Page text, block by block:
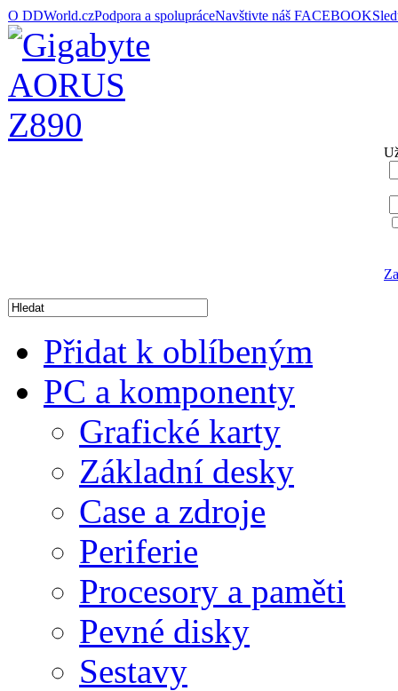
O DDWorld.czPodpora a spolupráceNavštivte náš FACEBOOK
Přidat k oblíbeným
PC a komponenty
Grafické karty
Základní desky
Case a zdroje
Periferie
Procesory a paměti
Pevné disky
Sestavy